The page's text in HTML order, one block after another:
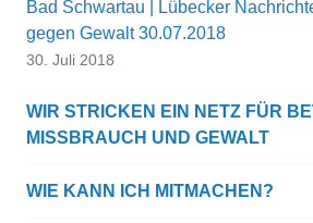
Bad Schwartau | Lübecker
gegen Gewalt 30.07.2018
30. Juli 2018
WIR STRICKEN EIN NETZ FÜR
MISSBRAUCH UND GEWALT
WIE KANN ICH MITMACHEN?